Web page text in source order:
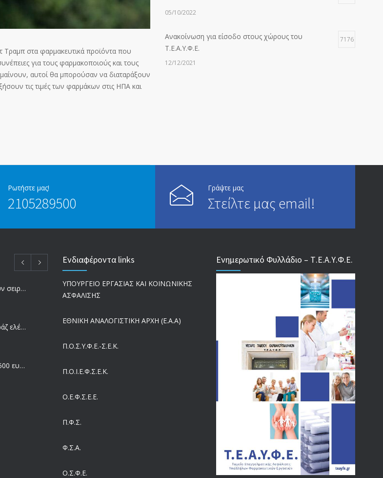
στα φαρμακευτικά προϊόντα που
για τους φαρμακοποιούς και τους
αυτοί θα μπορούσαν να διαταράξουν
τις τιμές των φαρμάκων στις ΗΠΑ και
05/10/2022
Ανακοίνωση για είσοδο στους χώρους του
Τ.Ε.Α.Υ.Φ.Ε.
7176
12/12/2021
ετών ασφάλισης
28/05/2024
4729
ΕΝΗΜΕΡΩΣΗ ΠΡΟΣ ΣΥΝΤΑΞΙΟΥΧΟΥΣ 4129
18/12/2019
4024
Αναπηρικές συντάξεις: Έρχεται νέα απόφαση από το
υπουργείο Εργασίας -Τι είπε η Δ. Μιχαηλίδου για τις
3769
Ρωτήστε μας!
2105289500
Γράψτε μας
Στείλτε μας email!
Ποιοι συνταξιούχοι παίρνουν σειρά για επανυπολογισμό σύνταξης με αύξηση και αναδρομικά – Οι εκκρεμότητες ανά Ταμείο
Επιθεώρηση Εργασίας: Μπαράζ ελέγχων με tablets και drones
Μισθός: Το στοίχημα των 1.500 ευρώ – Πόσοι εργαζόμενοι παίρνουν αυτά τα χρήματα
Ενδιαφέροντα links
ΥΠΟΥΡΓΕΙΟ ΕΡΓΑΣΙΑΣ ΚΑΙ ΚΟΙΝΩΝΙΚΗΣ
ΑΣΦΑΛΙΣΗΣ
ΕΘΝΙΚΗ ΑΝΑΛΟΓΙΣΤΙΚΗ ΑΡΧΗ (Ε.Α.Α)
Π.Ο.Σ.Υ.Φ.Ε.-Σ.Ε.Κ.
Π.O.I.Ε.Φ.Σ.Ε.Κ.
Ο.Ε.Φ.Σ.Ε.Ε.
Π.Φ.Σ.
Φ.Σ.Α.
Ο.Σ.Φ.Ε.
Ενημερωτικό Φυλλάδιο – Τ.Ε.Α.Υ.Φ.Ε.